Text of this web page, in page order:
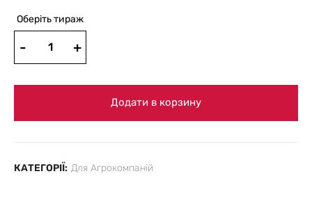
Оберіть тираж
Додати в корзину
КАТЕГОРІЇ: Для Агрокомпаній